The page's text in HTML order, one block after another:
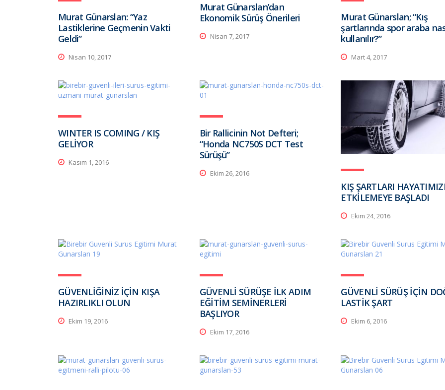
Murat Günarslan: “Yaz
Lastiklerine Geçmenin Vakti
Geldi”
Nisan 10, 2017
Murat Günarslan’dan
Ekonomik Sürüş Önerileri
Nisan 7, 2017
Murat Günarslan; “Kış
şartlarında spor araba
kullanılır?”
Mart 4, 2017
WINTER IS COMING / KIŞ
GELİYOR
Kasım 1, 2016
Bir Rallicinin Not Defteri;
“Honda NC750S DCT Test
Sürüşü”
Ekim 26, 2016
KIŞ ŞARTLARI
ETKİLEMEYE BAŞLADI
Ekim 24, 2016
GÜVENLİĞİNİZ İÇİN KIŞA
HAZIRLIKLI OLUN
Ekim 19, 2016
GÜVENLİ SÜRÜŞE İLK ADIM
EĞİTİM SEMİNERLERİ
BAŞLIYOR
Ekim 17, 2016
GÜVENLİ SÜRÜŞ İÇİN
LASTİK ŞART
Ekim 6, 2016